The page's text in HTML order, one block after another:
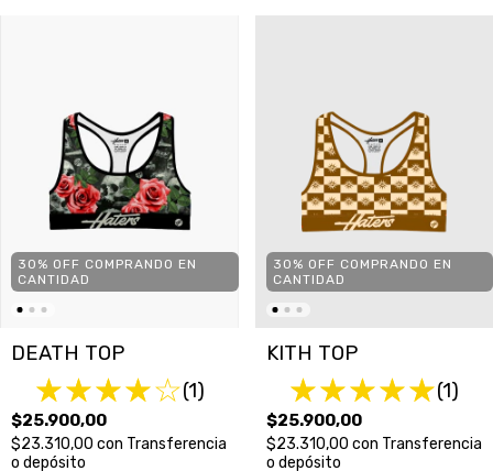
30% OFF COMPRANDO EN
CANTIDAD
DEATH TOP
(1)
$25.900,00
$23.310,00 con Transferencia
o depósito
30% OFF COMPRANDO EN
CANTIDAD
KITH TOP
(1)
$25.900,00
$23.310,00 con Transferencia
o depósito